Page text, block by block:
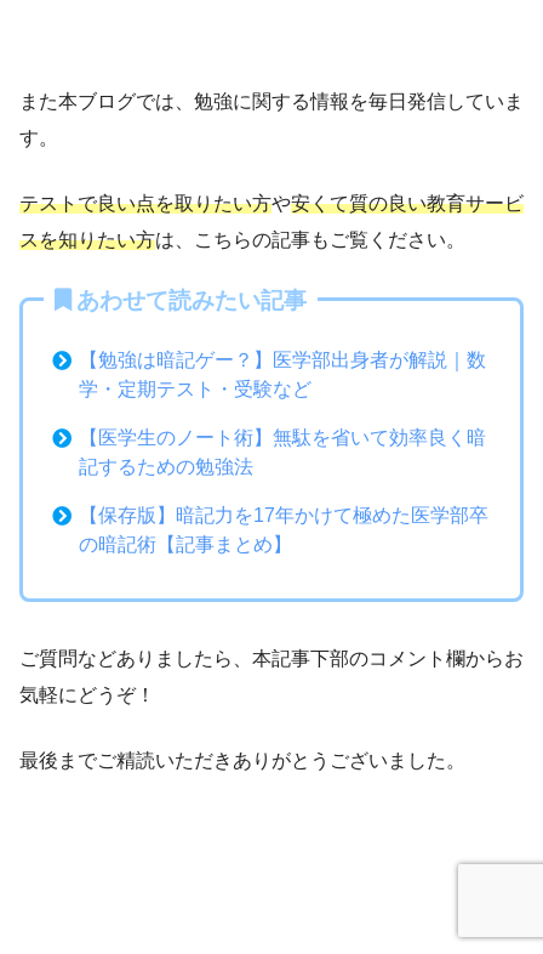
また本ブログでは、勉強に関する情報を毎日発信していま
す。
テストで良い点を取りたい方や安くて質の良い教育サービ
スを知りたい方は、こちらの記事もご覧ください。
あわせて読みたい記事
【勉強は暗記ゲー？】医学部出身者が解説｜数
学・定期テスト・受験など
【医学生のノート術】無駄を省いて効率良く暗
記するための勉強法
【保存版】暗記力を17年かけて極めた医学部卒
の暗記術【記事まとめ】
ご質問などありましたら、本記事下部のコメント欄からお
気軽にどうぞ！
最後までご精読いただきありがとうございました。